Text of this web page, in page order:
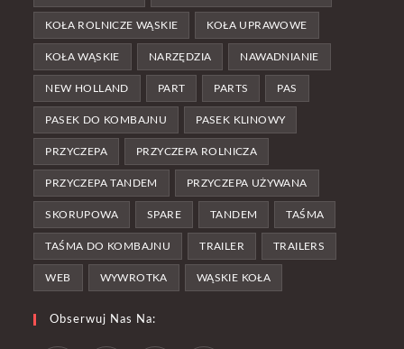
KOŁA ROLNICZE WĄSKIE KOŁA UPRAWOWE
KOŁA WĄSKIE NARZĘDZIA NAWADNIANIE
NEW HOLLAND PART PARTS PAS
PASEK DO KOMBAJNU PASEK KLINOWY
PRZYCZEPA PRZYCZEPA ROLNICZA
PRZYCZEPA TANDEM PRZYCZEPA UŻYWANA
SKORUPOWA SPARE TANDEM TAŚMA
TAŚMA DO KOMBAJNU TRAILER TRAILERS
WEB WYWROTKA WĄSKIE KOŁA
Obserwuj Nas Na: